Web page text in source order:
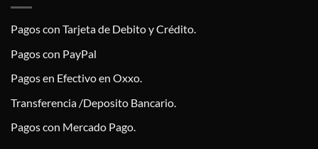
Pagos con Tarjeta de Debito y Crédito.
Pagos con PayPal
Pagos en Efectivo en Oxxo.
Transferencia /Deposito Bancario.
Pagos con Mercado Pago.